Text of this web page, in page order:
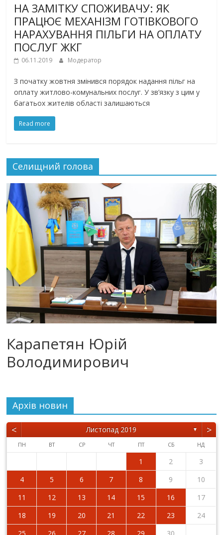
НА ЗАМІТКУ СПОЖИВАЧУ: ЯК
ПРАЦЮЄ МЕХАНІЗМ ГОТІВКОВОГО
НАРАХУВАННЯ ПІЛЬГИ НА ОПЛАТУ
ПОСЛУГ ЖКГ
06.11.2019 Модератор
З початку жовтня змінився порядок надання пільг на
оплату житлово-комунальних послуг. У зв’язку з цим у
багатьох жителів області залишаються
Read more
Селищний голова
Карапетян Юрій
Володимирович
Архiв новин
< Листопад 2019 ▼ >
ПН ВТ СР ЧТ ПТ СБ НД
1 2
3
4
5 6 7 8 9
10
11
12 13 14 15 16
17
18
19 20 21 22 23
24